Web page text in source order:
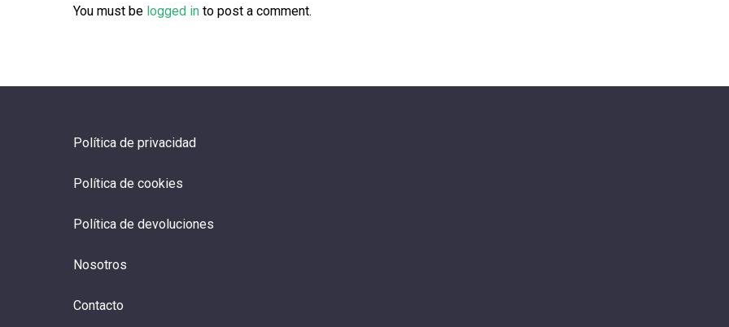
You must be logged in to post a comment.
Política de privacidad
Política de cookies
Política de devoluciones
Nosotros
Contacto